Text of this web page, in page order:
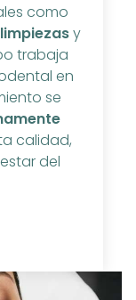
como
limpiezasy
trabaja
en
se
calidad,
del